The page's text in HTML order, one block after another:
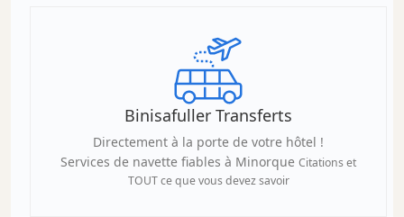
Binisafuller Transferts
Directement à la porte de votre hôtel !
Services de navette fiables à Minorque Citations et
TOUT ce que vous devez savoir